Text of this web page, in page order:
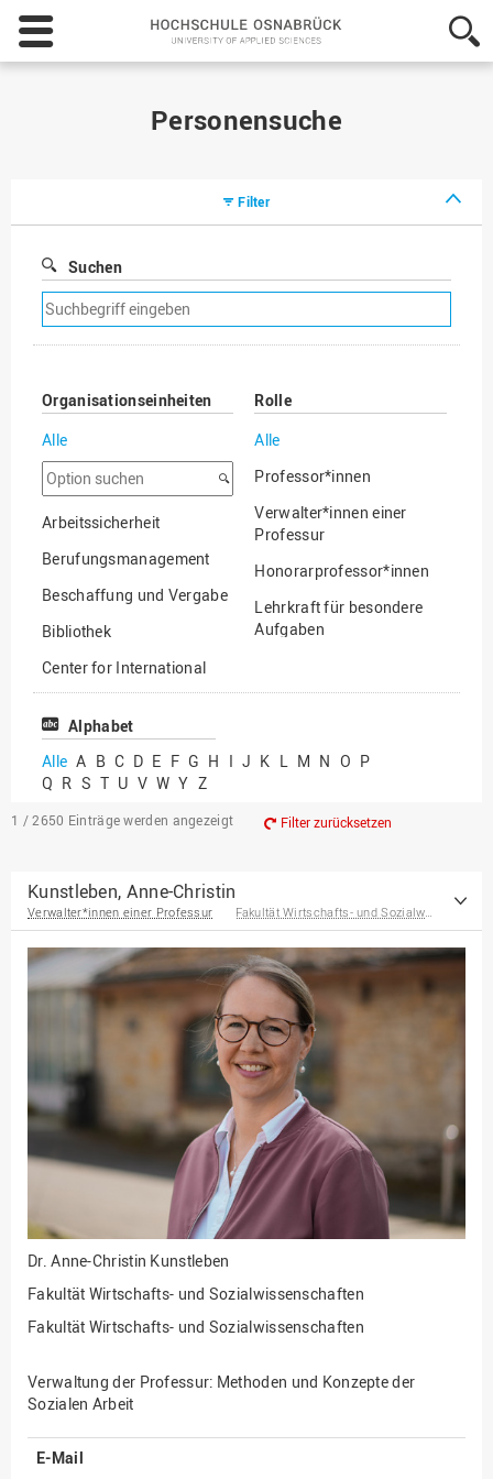
Hochschule
Osnabrück
-
Personensuche
Filter
Suchen
Suchfilter
entfernen
Organisationseinheiten
Alle
Option
suchen
Arbeitssicherheit
Berufungsmanagement
Beschaffung und Vergabe
Bibliothek
Center for International
Mobility
Center for International
Chancengerechtigkeit
eLearning Competence
EU-Büro
Fakultät
Agrarwissenschaften und
Landschaftsarchitektur
Fakultät
Ingenieurwissenschaften
und Informatik
Fakultät Management,
Kultur und Technik
Fakultät Wirtschafts- und
Sozialwissenschaften
Forschung, Kooperation,
Drittmittel
Gebäude und Technik
Gesellschaftliches
Gleichstellungsbüro
Hochschulplanung/-
Rolle
Alle
Professor*innen
Verwalter*innen einer
Professur
Honorarprofessor*innen
Lehrkraft für besondere
Aufgaben
Professor*innen im
Alphabet
Alle A B C D E F G H I J K L M N O P
Q R S T U V W Y Z
1 / 2650 Einträge werden angezeigt Filter zurücksetzen
Kunstleben, Anne-Christin
Verwalter*innen einer Professur
Dr.Anne-Christin Kunstleben
Fakultät Wirtschafts- und Sozialwissenschaften
Fakultät Wirtschafts- und Sozialwissenschaften
Verwaltung der Professur: Methoden und Konzepte der
Sozialen Arbeit
E-Mail